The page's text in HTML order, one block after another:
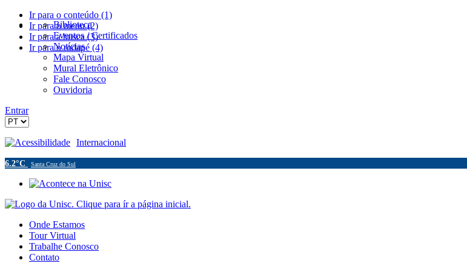
Ir para o conteúdo (1)
Ir para o menu (2)
Ir para a busca (3)
Ir para o rodapé (4)
Biblioteca
Eventos / Certificados
Notícias
Mapa Virtual
Mural Eletrônico
Fale Conosco
Ouvidoria
Entrar
Acessibilidade Internacional
6.2°C Santa Cruz do Sul
Onde Estamos
Tour Virtual
Trabalhe Conosco
Contato